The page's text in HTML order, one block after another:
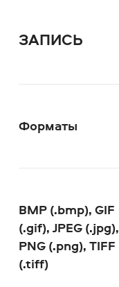
ЗАПИСЬ
Форматы
BMP (.bmp), GIF
(.gif), JPEG (.jpg),
PNG (.png), TIFF
(.tiff)